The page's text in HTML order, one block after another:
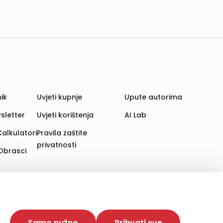
Time poboljšavamo korisničko iskustvo,
web stranica i uređaja u tu svrhu. Naši partneri
Uvjeti kupnje
Uvjeti korištenja
Pravila zaštite
privatnosti
Upute autorima
AI Lab